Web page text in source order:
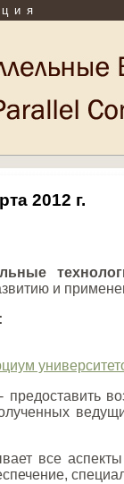
2012 г.
и
- предоставить
все